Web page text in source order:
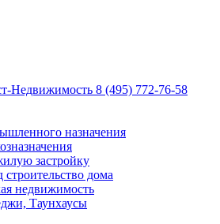
Недвижимость 8 (495) 772-76-58
назначения
застройку
дома
недвижимость
Таунхаусы